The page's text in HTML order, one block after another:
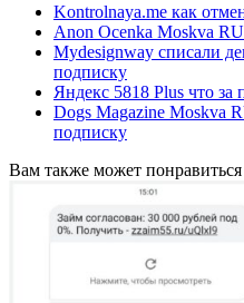
Kontrolnaya.me как
Anon Ocenka Moskva
Mydesignway списали
подписку
Яндекс 5818 Plus что за
Dogs Magazine Moskva
подписку
Вам также может понравиться